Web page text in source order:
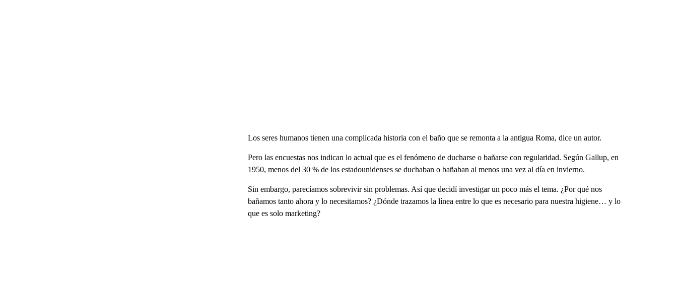
Los seres humanos tienen una complicada historia con el baño que se remonta a la antigua Roma, dice un autor.
Pero las encuestas nos indican lo actual que es el fenómeno de ducharse o bañarse con regularidad. Según Gallup, en
1950, menos del 30 % de los estadounidenses se duchaban o bañaban al menos una vez al día en invierno.
Sin embargo, parecíamos sobrevivir sin problemas. Así que decidí investigar un poco más el tema. ¿Por qué nos
bañamos tanto ahora y lo necesitamos? ¿Dónde trazamos la línea entre lo que es necesario para nuestra higiene… y lo
que es solo marketing?